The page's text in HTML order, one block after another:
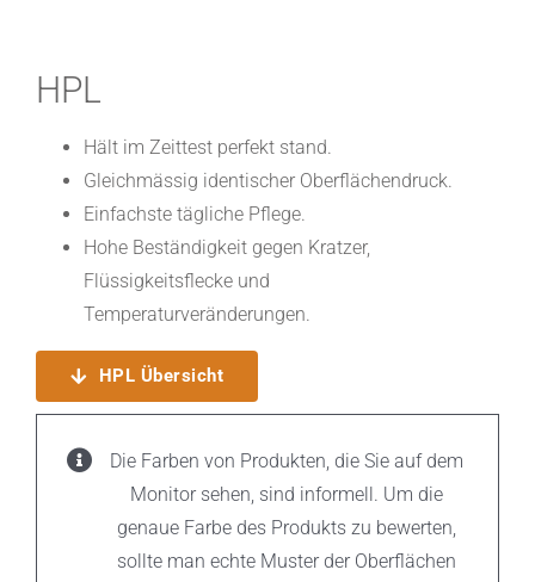
HPL
Hält im Zeittest perfekt stand.
Gleichmässig identischer Oberflächendruck.
Einfachste tägliche Pflege.
Hohe Beständigkeit gegen Kratzer,
Flüssigkeitsflecke und
Temperaturveränderungen.
HPL Übersicht
Die Farben von Produkten, die Sie auf dem
Monitor sehen, sind informell. Um die
genaue Farbe des Produkts zu bewerten,
sollte man echte Muster der Oberflächen